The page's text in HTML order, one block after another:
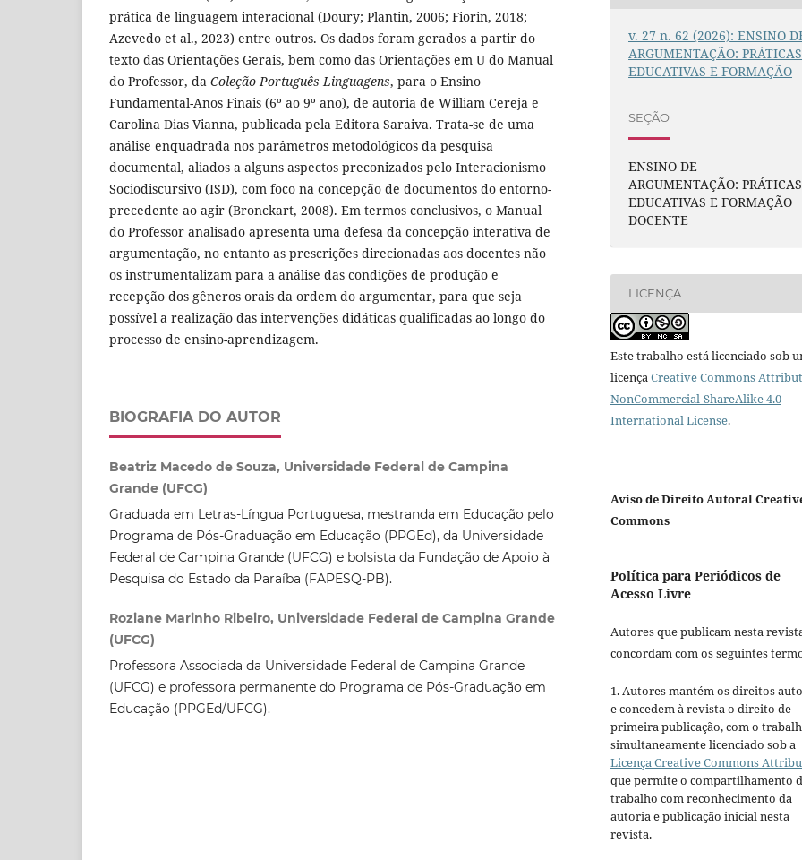
prática de linguagem interacional (Doury; Plantin, 2006; Fiorin, 2018;
Azevedo et al., 2023) entre outros. Os dados foram gerados a partir do
texto das Orientações Gerais, bem como das Orientações em U do Manual
do Professor, da Coleção Português Linguagens, para o Ensino
Fundamental-Anos Finais (6º ao 9º ano), de autoria de William Cereja e
Carolina Dias Vianna, publicada pela Editora Saraiva. Trata-se de uma
análise enquadrada nos parâmetros metodológicos da pesquisa
documental, aliados a alguns aspectos preconizados pelo Interacionismo
Sociodiscursivo (ISD), com foco na concepção de documentos do entorno-
precedente ao agir (Bronckart, 2008). Em termos conclusivos, o Manual
do Professor analisado apresenta uma defesa da concepção interativa de
argumentação, no entanto as prescrições direcionadas aos docentes não
os instrumentalizam para a análise das condições de produção e
recepção dos gêneros orais da ordem do argumentar, para que seja
possível a realização das intervenções didáticas qualificadas ao longo do
processo de ensino-aprendizagem.
BIOGRAFIA DO AUTOR
Beatriz Macedo de Souza, Universidade Federal de Campina
Grande (UFCG)
Graduada em Letras-Língua Portuguesa, mestranda em Educação pelo
Programa de Pós-Graduação em Educação (PPGEd), da Universidade
Federal de Campina Grande (UFCG) e bolsista da Fundação de Apoio à
Pesquisa do Estado da Paraíba (FAPESQ-PB).
Roziane Marinho Ribeiro, Universidade Federal de Campina Grande
(UFCG)
Professora Associada da Universidade Federal de Campina Grande
(UFCG) e professora permanente do Programa de Pós-Graduação em
Educação (PPGEd/UFCG).
v. 27 n. 62 (2026): ENSINO
ARGUMENTAÇÃO: PRÁTICAS
EDUCATIVAS E FORMAÇÃO
SEÇÃO
ENSINO DE
ARGUMENTAÇÃO: PRÁTICAS
EDUCATIVAS E FORMAÇÃO
DOCENTE
LICENÇA
Este trabalho está licenciado sob
licençaCreative Commons
NonCommercial-ShareAlike 4.0
International License.
Aviso de Direito Autoral
Commons
Política para Periódicos de
Acesso Livre
Autores que publicam nesta
concordam com os seguintes
1. Autores mantém os direitos
e concedem à revista o direito de
primeira publicação, com o
simultaneamente licenciado sob a
Licença Creative Commons
que permite o compartilhamento
trabalho com reconhecimento da
autoria e publicação inicial nesta
revista.